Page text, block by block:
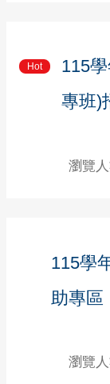
Hot
115
專班)
瀏覽
115學
助專區
瀏覽